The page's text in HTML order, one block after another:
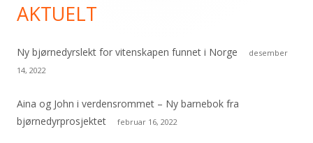
AKTUELT
Ny bjørnedyrslekt for vitenskapen funnet i Norge
desember
14, 2022
Aina og John i verdensrommet – Ny barnebok fra
bjørnedyrprosjektet
februar 16, 2022